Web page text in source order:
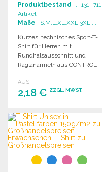
Produktbestand : 131 711
Artikel
Maße : S,M,L,XL,XXL,3XL,...
Kurzes, technisches Sport-T-
Shirt für Herren mit
Rundhalsausschnitt und
Raglanärmeln aus CONTROL-
Freizeit.
AUS
2,18 € ZZGL. MWST.
BESTELLEN
Angebot anfordern